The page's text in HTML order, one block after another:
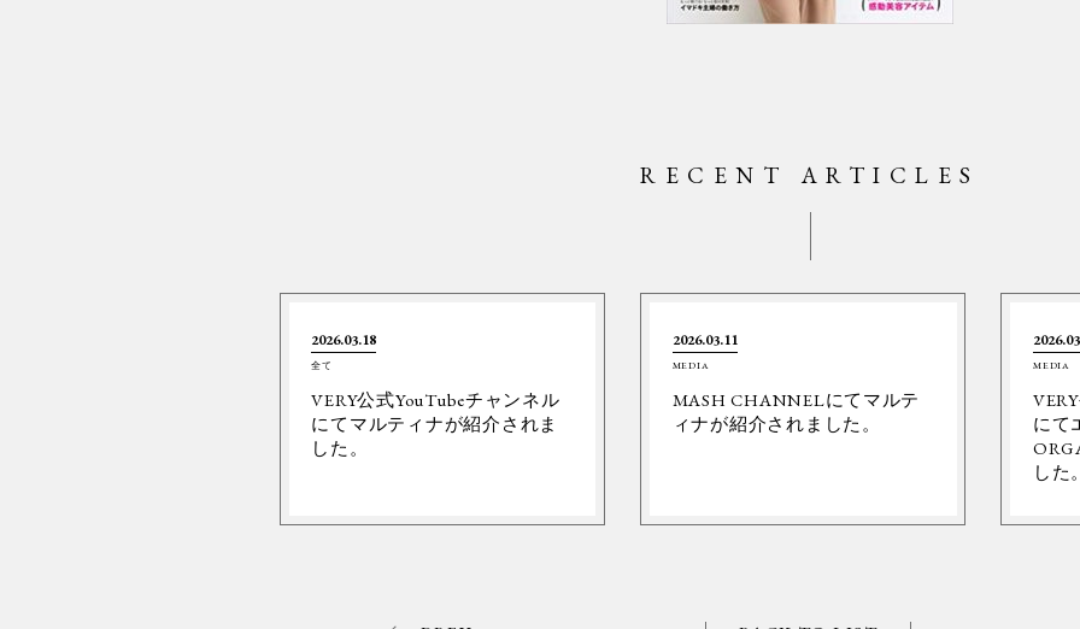
RECENT ARTICLES
2026.03.18
全て
VERY公式YouTubeチャンネル
にてマルティナが紹介されま
した。
2026.03.11
MEDIA
MASH CHANNELにてマルテ
ィナが紹介されました。
MEDIA
にて
した